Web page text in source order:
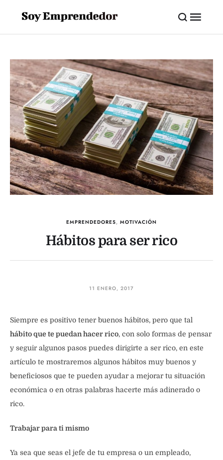
EMPRENDEDORES, MOTIVACIÓN
Hábitos para ser rico
11 ENERO, 2017
Siempre es positivo tener buenos hábitos, pero que tal
hábito que te puedan hacer rico, con solo formas de pensar
y seguir algunos pasos puedes dirigirte a ser rico, en este
artículo te mostraremos algunos hábitos muy buenos y
beneficiosos que te pueden ayudar a mejorar tu situación
económica o en otras palabras hacerte más adinerado o
rico.
Trabajar para ti mismo
Ya sea que seas el jefe de tu empresa o un empleado,